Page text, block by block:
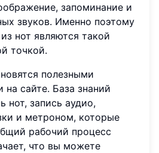
запоминание и
звуков. Именно поэтому
нот являются такой
точкой.
полезными
на сайте. База знаний
нот, запись аудио,
и метроном, которые
рабочий процесс
что вы можете